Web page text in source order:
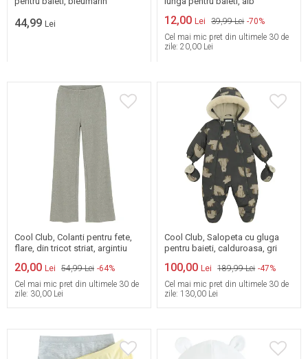
44,99 Lei 12,00 Lei 39,99 Lei -70%
Cel mai mic pret din ultimele 30 de
zile: 20,00 Lei
110
128
Cool Club, Colanti pentru fete,
flare, din tricot striat, argintiu
20,00 Lei 54,99 Lei -64%
Cel mai mic pret din ultimele 30 de
zile: 30,00 Lei
80 86
Cool Club, Salopeta cu gluga
pentru baieti, calduroasa, gri
100,00 Lei 189,99 Lei -47%
Cel mai mic pret din ultimele 30 de
zile: 130,00 Lei